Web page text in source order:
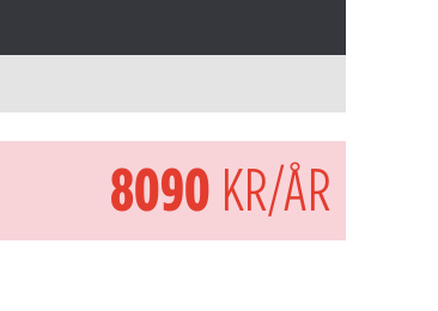
8090 KR/ÅR